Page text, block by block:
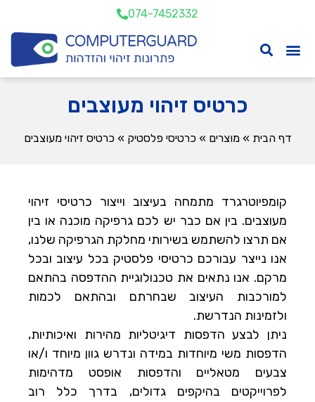
074-7452332
כרטיס זיהוי מעוצבים
דף הבית »מוצרים »כרטיסי פלסטיק »כרטיס זיהוי מעוצבים
קומפיוטרגרד מתמחה בעיצוב וייצור כרטיסי זיהוי
מעוצבים. בין אם כבר יש לכם גרפיקה מוכנה או בין
אם תרצו להשתמש בשירותי מחלקת הגרפיקה שלנו,
אנו נייצר עבורכם כרטיסי פלסטיק בכל עיצוב ובכל
מרקם. אנו נתאים את טכנולוגיית ההדפסה בהתאם
למורכבות העיצוב שבחרתם ובהתאם לכמות
ולזמינות הנדרשת.
ניתן לבצע הדפסות דיגיטליות מהירות ואיכותיות,
הדפסות משי מיוחדות במידה ונדרש גוון מיוחד ו/או
צבעים מטאליים והדפסות אופסט מדהימות
לפרוייקטים בהיקפים גדולים, בדרך כלל רוב